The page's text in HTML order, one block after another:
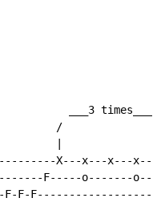
___3 times___
/
X---x---x---
F-----o-------
F-